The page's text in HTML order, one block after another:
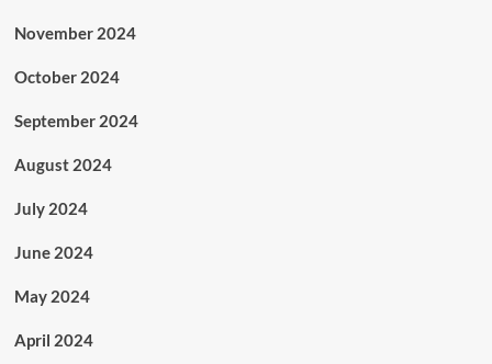
November 2024
October 2024
September 2024
August 2024
July 2024
June 2024
May 2024
April 2024